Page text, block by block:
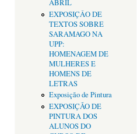
ABRIL
EXPOSIÇÂO DE
TEXTOS SOBRE
SARAMAGO NA
UPP:
HOMENAGEM DE
MULHERES E
HOMENS DE
LETRAS
Exposição de Pintura
EXPOSIÇÃO DE
PINTURA DOS
ALUNOS DO